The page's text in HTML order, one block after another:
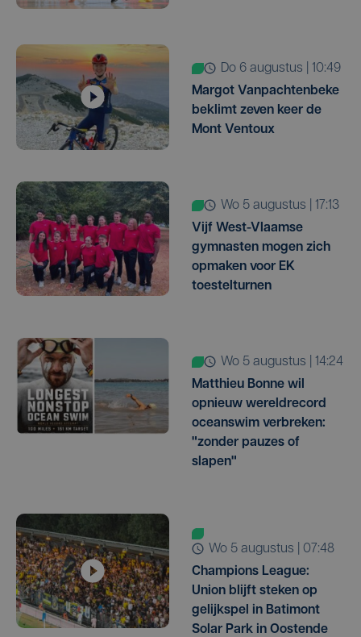
do 6 augustus | 10:49
Margot Vanpachtenbeke
beklimt zeven keer de
Mont Ventoux
wo 5 augustus | 17:13
Vijf West-Vlaamse
gymnasten mogen zich
opmaken voor EK
toestelturnen
wo 5 augustus | 14:24
Matthieu Bonne wil
opnieuw wereldrecord
oceanswim verbreken:
"zonder pauzes of
slapen"
wo 5 augustus | 07:48
Champions League:
Union blijft steken op
gelijkspel in Batimont
Solar Park in Oostende